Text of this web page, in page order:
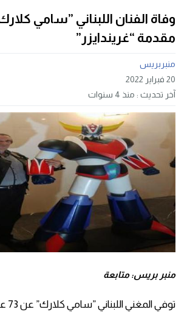
وفاة الفنان اللبناني ”سامي
مقدمة “غريندايزر”
منبربريس
20 فبراير 2022
آخر تحديث : منذ 4 سنوات
منبر بريس: متابعة